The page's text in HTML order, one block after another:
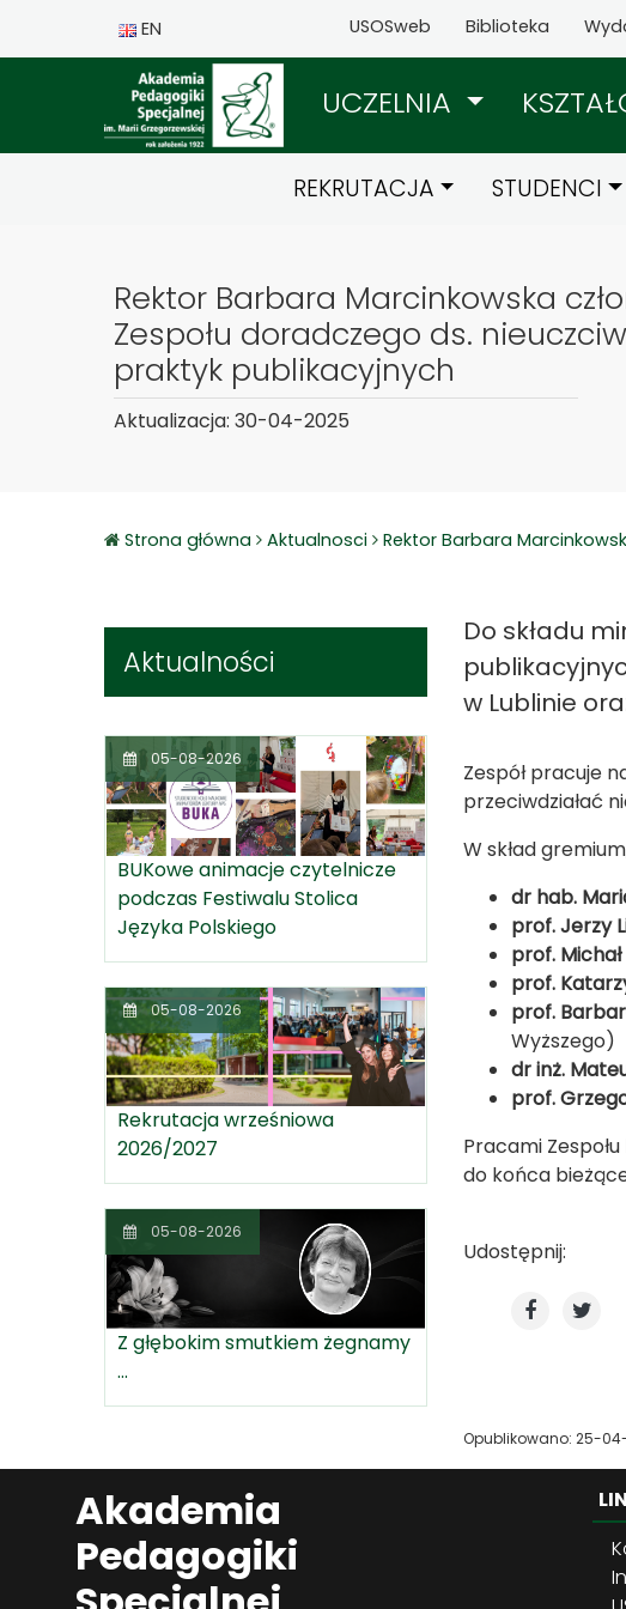
EN USOSweb Biblioteka
UCZELNIA
REKRUTACJA STUDENCI
Rektor Barbara Marcinkowska
Zespołu doradczego ds.
praktyk publikacyjnych
Aktualizacja: 30-04-2025
Strona główna Aktualnosci Rektor Barbara
Aktualności
05-08-2026
BUKowe animacje czytelnicze
podczas Festiwalu Stolica
Języka Polskiego
05-08-2026
Rekrutacja wrześniowa
2026/2027
05-08-2026
Z głębokim smutkiem żegnamy
...
Do składu
w Lublinie
Zespół pracuje
przeciwdziałać
W skład
dr hab.
prof. Jerzy
prof.
prof.
prof.
Wyższego)
dr inż.
prof.
Pracami
do końca
Udostępnij:
Opublikowano: 25-
Akademia
Pedagogiki